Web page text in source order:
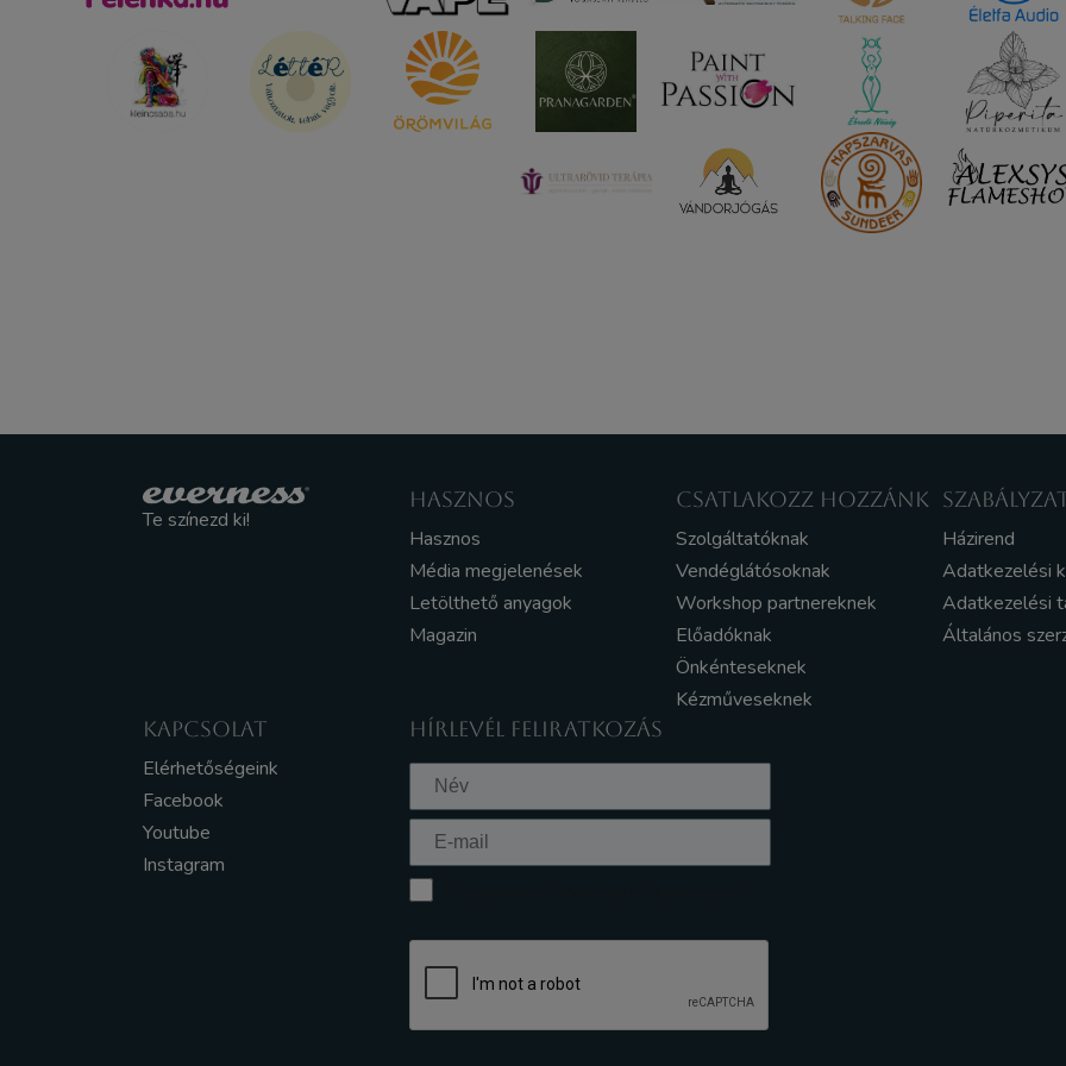
Te színezd ki!
HASZNOS
Hasznos
Média megjelenések
Letölthető anyagok
Magazin
CSATLAKOZZ HOZZÁNK
Szolgáltatóknak
Vendéglátósoknak
Workshop partnereknek
Előadóknak
Önkénteseknek
Kézműveseknek
Házirend
Adatkezelési
Adatkezelési
Általános
KAPCSOLAT
Elérhetőségeink
Facebook
Youtube
Instagram
HÍRLEVÉL FELIRATKOZÁS